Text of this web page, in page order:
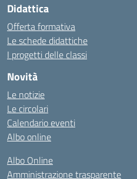
Didattica
Offerta formativa
Le schede didattiche
I progetti delle classi
Novità
Le notizie
Le circolari
Calendario eventi
Albo online
Albo Online
Amministrazione trasparente